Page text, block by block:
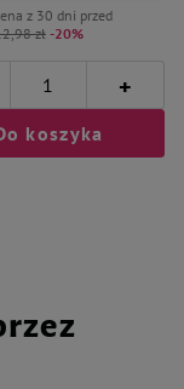
z 30 dni przed
zł -20%
+
koszyka